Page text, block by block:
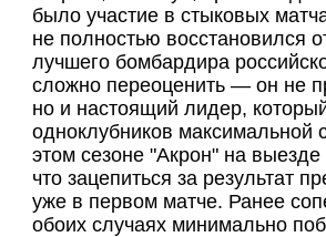
было участие в стыковых
не полностью восстановился
лучшего бомбардира
сложно переоценить — он не
но и настоящий лидер,
одноклубников максимальной
этом сезоне "Акрон" на
что зацепиться за результат
уже в первом матче. Ранее
обоих случаях минимально